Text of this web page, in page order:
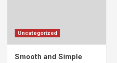
Uncategorized
Smooth and Simple